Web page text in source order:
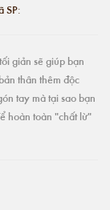
SP:
giản sẽ giúp bạn
thân thêm độc
tay mà tại sao bạn
hoàn toàn "chất lừ"